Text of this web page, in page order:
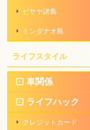
ビサヤ諸島
ミンダナオ島
ライフスタイル
車関係
ライフハック
クレジットカード